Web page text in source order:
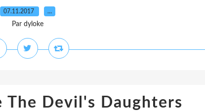
07.11.2017 …
Par dyloke
The Devil's Daughters